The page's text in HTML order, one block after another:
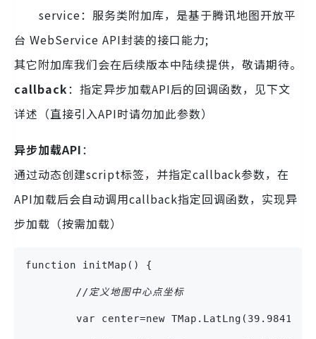
service：服务类附加库，是基于腾讯地图开放平
台 WebService API封装的接口能力;
其它附加库我们会在后续版本中陆续提供，敬请期待。
callback：指定异步加载API后的回调函数，见下文
详述（直接引入API时请勿加此参数）
异步加载API：
通过动态创建script标签，并指定callback参数，在
API加载后会自动调用callback指定回调函数，实现异
步加载（按需加载）
function initMap() {
//定义地图中心点坐标
var center=new